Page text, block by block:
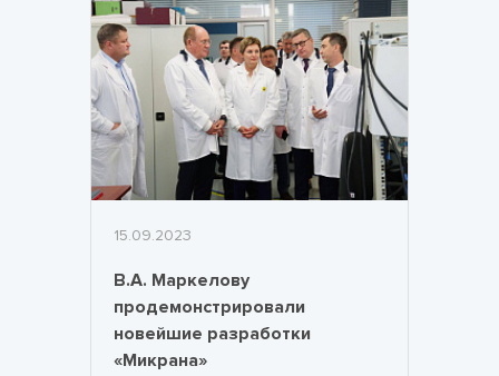
15.09.2023
В.А. Маркелову
продемонстрировали
новейшие разработки
«Микрана»